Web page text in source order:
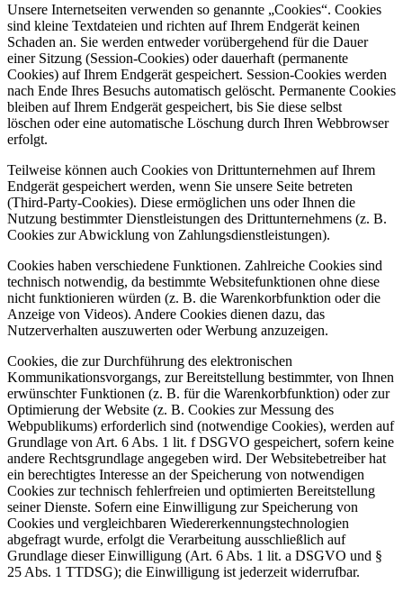
Unsere Internetseiten verwenden so genannte „Cookies“. Cookies
sind kleine Textdateien und richten auf Ihrem Endgerät keinen
Schaden an. Sie werden entweder vorübergehend für die Dauer
einer Sitzung (Session-Cookies) oder dauerhaft (permanente
Cookies) auf Ihrem Endgerät gespeichert. Session-Cookies werden
nach Ende Ihres Besuchs automatisch gelöscht. Permanente Cookies
bleiben auf Ihrem Endgerät gespeichert, bis Sie diese selbst
löschen oder eine automatische Löschung durch Ihren Webbrowser
erfolgt.
Teilweise können auch Cookies von Drittunternehmen auf Ihrem
Endgerät gespeichert werden, wenn Sie unsere Seite betreten
(Third-Party-Cookies). Diese ermöglichen uns oder Ihnen die
Nutzung bestimmter Dienstleistungen des Drittunternehmens (z. B.
Cookies zur Abwicklung von Zahlungsdienstleistungen).
Cookies haben verschiedene Funktionen. Zahlreiche Cookies sind
technisch notwendig, da bestimmte Websitefunktionen ohne diese
nicht funktionieren würden (z. B. die Warenkorbfunktion oder die
Anzeige von Videos). Andere Cookies dienen dazu, das
Nutzerverhalten auszuwerten oder Werbung anzuzeigen.
Cookies, die zur Durchführung des elektronischen
Kommunikationsvorgangs, zur Bereitstellung bestimmter, von Ihnen
erwünschter Funktionen (z. B. für die Warenkorbfunktion) oder zur
Optimierung der Website (z. B. Cookies zur Messung des
Webpublikums) erforderlich sind (notwendige Cookies), werden auf
Grundlage von Art. 6 Abs. 1 lit. f DSGVO gespeichert, sofern keine
andere Rechtsgrundlage angegeben wird. Der Websitebetreiber hat
ein berechtigtes Interesse an der Speicherung von notwendigen
Cookies zur technisch fehlerfreien und optimierten Bereitstellung
seiner Dienste. Sofern eine Einwilligung zur Speicherung von
Cookies und vergleichbaren Wiedererkennungstechnologien
abgefragt wurde, erfolgt die Verarbeitung ausschließlich auf
Grundlage dieser Einwilligung (Art. 6 Abs. 1 lit. a DSGVO und §
25 Abs. 1 TTDSG); die Einwilligung ist jederzeit widerrufbar.